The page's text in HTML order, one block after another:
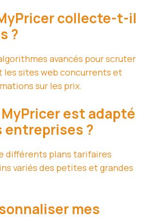
collecte-t-il
?
avancés pour scruter
sites web concurrents et
sur les prix.
est adapté
?
différents plans tarifaires
variés des petites et grandes
mes